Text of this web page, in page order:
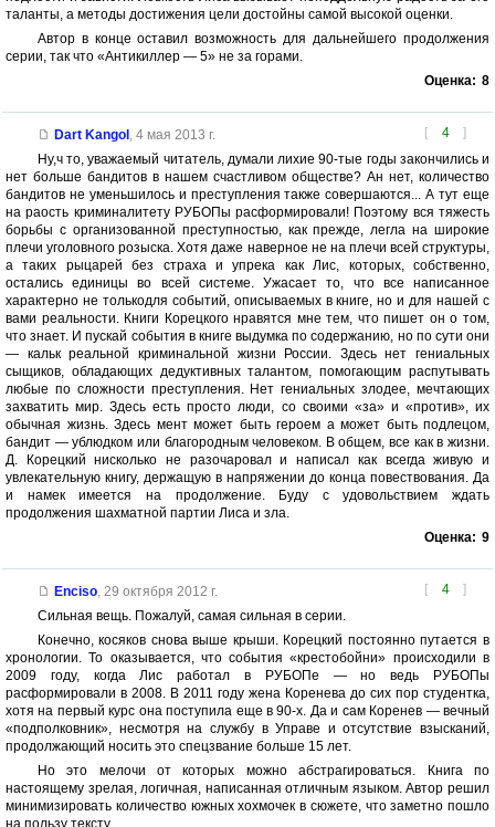
таланты, а методы достижения цели достойны самой высокой оценки.
Автор в конце оставил возможность для дальнейшего продолжения
серии, так что «Антикиллер — 5» не за горами.
Оценка: 8
[ 4 ]
Dart Kangol, 4 мая 2013 г.
Ну,ч то, уважаемый читатель, думали лихие 90-тые годы закончились и
нет больше бандитов в нашем счастливом обществе? Ан нет, количество
бандитов не уменьшилось и преступления также совершаются... А тут еще
на раость криминалитету РУБОПы расформировали! Поэтому вся тяжесть
борьбы с организованной преступностью, как прежде, легла на широкие
плечи уголовного розыска. Хотя даже наверное не на плечи всей структуры,
а таких рыцарей без страха и упрека как Лис, которых, собственно,
остались единицы во всей системе. Ужасает то, что все написанное
характерно не толькодля событий, описываемых в книге, но и для нашей с
вами реальности. Книги Корецкого нравятся мне тем, что пишет он о том,
что знает. И пускай события в книге выдумка по содержанию, но по сути они
— кальк реальной криминальной жизни России. Здесь нет гениальных
сыщиков, обладающих дедуктивных талантом, помогающим распутывать
любые по сложности преступления. Нет гениальных злодее, мечтающих
захватить мир. Здесь есть просто люди, со своими «за» и «против», их
обычная жизнь. Здесь мент может быть героем а может быть подлецом,
бандит — ублюдком или благородным человеком. В общем, все как в жизни.
Д. Корецкий нисколько не разочаровал и написал как всегда живую и
увлекательную книгу, держащую в напряжении до конца повествования. Да
и намек имеется на продолжение. Буду с удовольствием ждать
продолжения шахматной партии Лиса и зла.
Оценка: 9
[ 4 ]
Enciso, 29 октября 2012 г.
Сильная вещь. Пожалуй, самая сильная в серии.
Конечно, косяков снова выше крыши. Корецкий постоянно путается в
хронологии. То оказывается, что события «крестобойни» происходили в
2009 году, когда Лис работал в РУБОПе — но ведь РУБОПы
расформировали в 2008. В 2011 году жена Коренева до сих пор студентка,
хотя на первый курс она поступила еще в 90-х. Да и сам Коренев — вечный
«подполковник», несмотря на службу в Управе и отсутствие взысканий,
продолжающий носить это спецзвание больше 15 лет.
Но это мелочи от которых можно абстрагироваться. Книга по
настоящему зрелая, логичная, написанная отличным языком. Автор решил
минимизировать количество южных хохмочек в сюжете, что заметно пошло
на пользу тексту.